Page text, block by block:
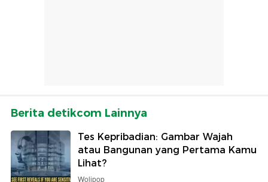
Berita detikcom Lainnya
Tes Kepribadian: Gambar Wajah
atau Bangunan yang Pertama Kamu
Lihat?
Wolipop